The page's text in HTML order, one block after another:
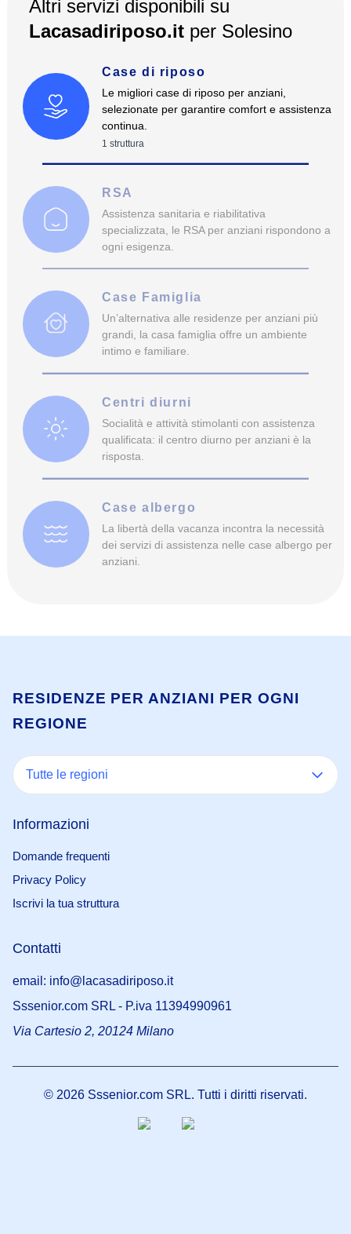
Altri servizi disponibili su
Lacasadiriposo.it per Solesino
Case di riposo
Le migliori case di riposo per anziani,
selezionate per garantire comfort e assistenza
continua.
1 struttura
RSA
Assistenza sanitaria e riabilitativa
specializzata, le RSA per anziani rispondono a
ogni esigenza.
Case Famiglia
Un’alternativa alle residenze per anziani più
grandi, la casa famiglia offre un ambiente
intimo e familiare.
Centri diurni
Socialità e attività stimolanti con assistenza
qualificata: il centro diurno per anziani è la
risposta.
Case albergo
La libertà della vacanza incontra la necessità
dei servizi di assistenza nelle case albergo per
anziani.
RESIDENZE PER ANZIANI PER OGNI
REGIONE
Tutte le regioni
Informazioni
Domande frequenti
Privacy Policy
Iscrivi la tua struttura
Contatti
email: info@lacasadiriposo.it
Sssenior.com SRL - P.iva 11394990961
Via Cartesio 2, 20124 Milano
© 2026 Sssenior.com SRL. Tutti i diritti riservati.